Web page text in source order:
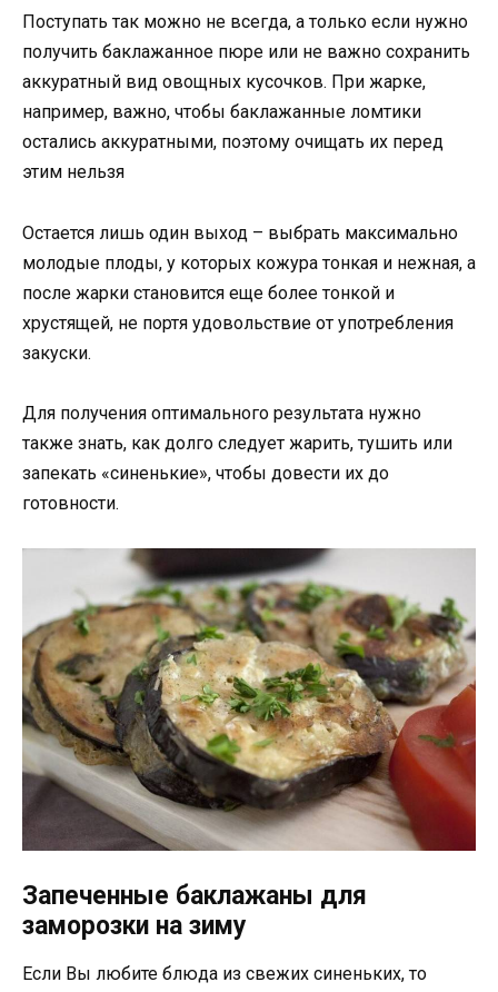
Поступать так можно не всегда, а только если нужно
получить баклажанное пюре или не важно сохранить
аккуратный вид овощных кусочков. При жарке,
например, важно, чтобы баклажанные ломтики
остались аккуратными, поэтому очищать их перед
этим нельзя
Остается лишь один выход – выбрать максимально
молодые плоды, у которых кожура тонкая и нежная, а
после жарки становится еще более тонкой и
хрустящей, не портя удовольствие от употребления
закуски.
Для получения оптимального результата нужно
также знать, как долго следует жарить, тушить или
запекать «синенькие», чтобы довести их до
готовности.
Запеченные баклажаны для
заморозки на зиму
Если Вы любите блюда из свежих синеньких, то